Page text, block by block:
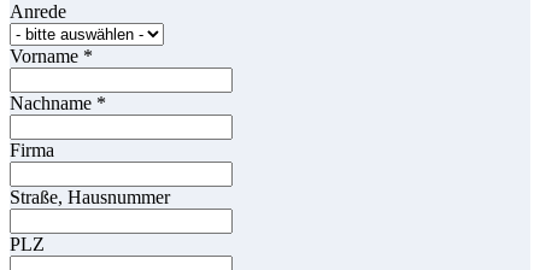
Anrede
Vorname *
Nachname *
Firma
Straße, Hausnummer
PLZ